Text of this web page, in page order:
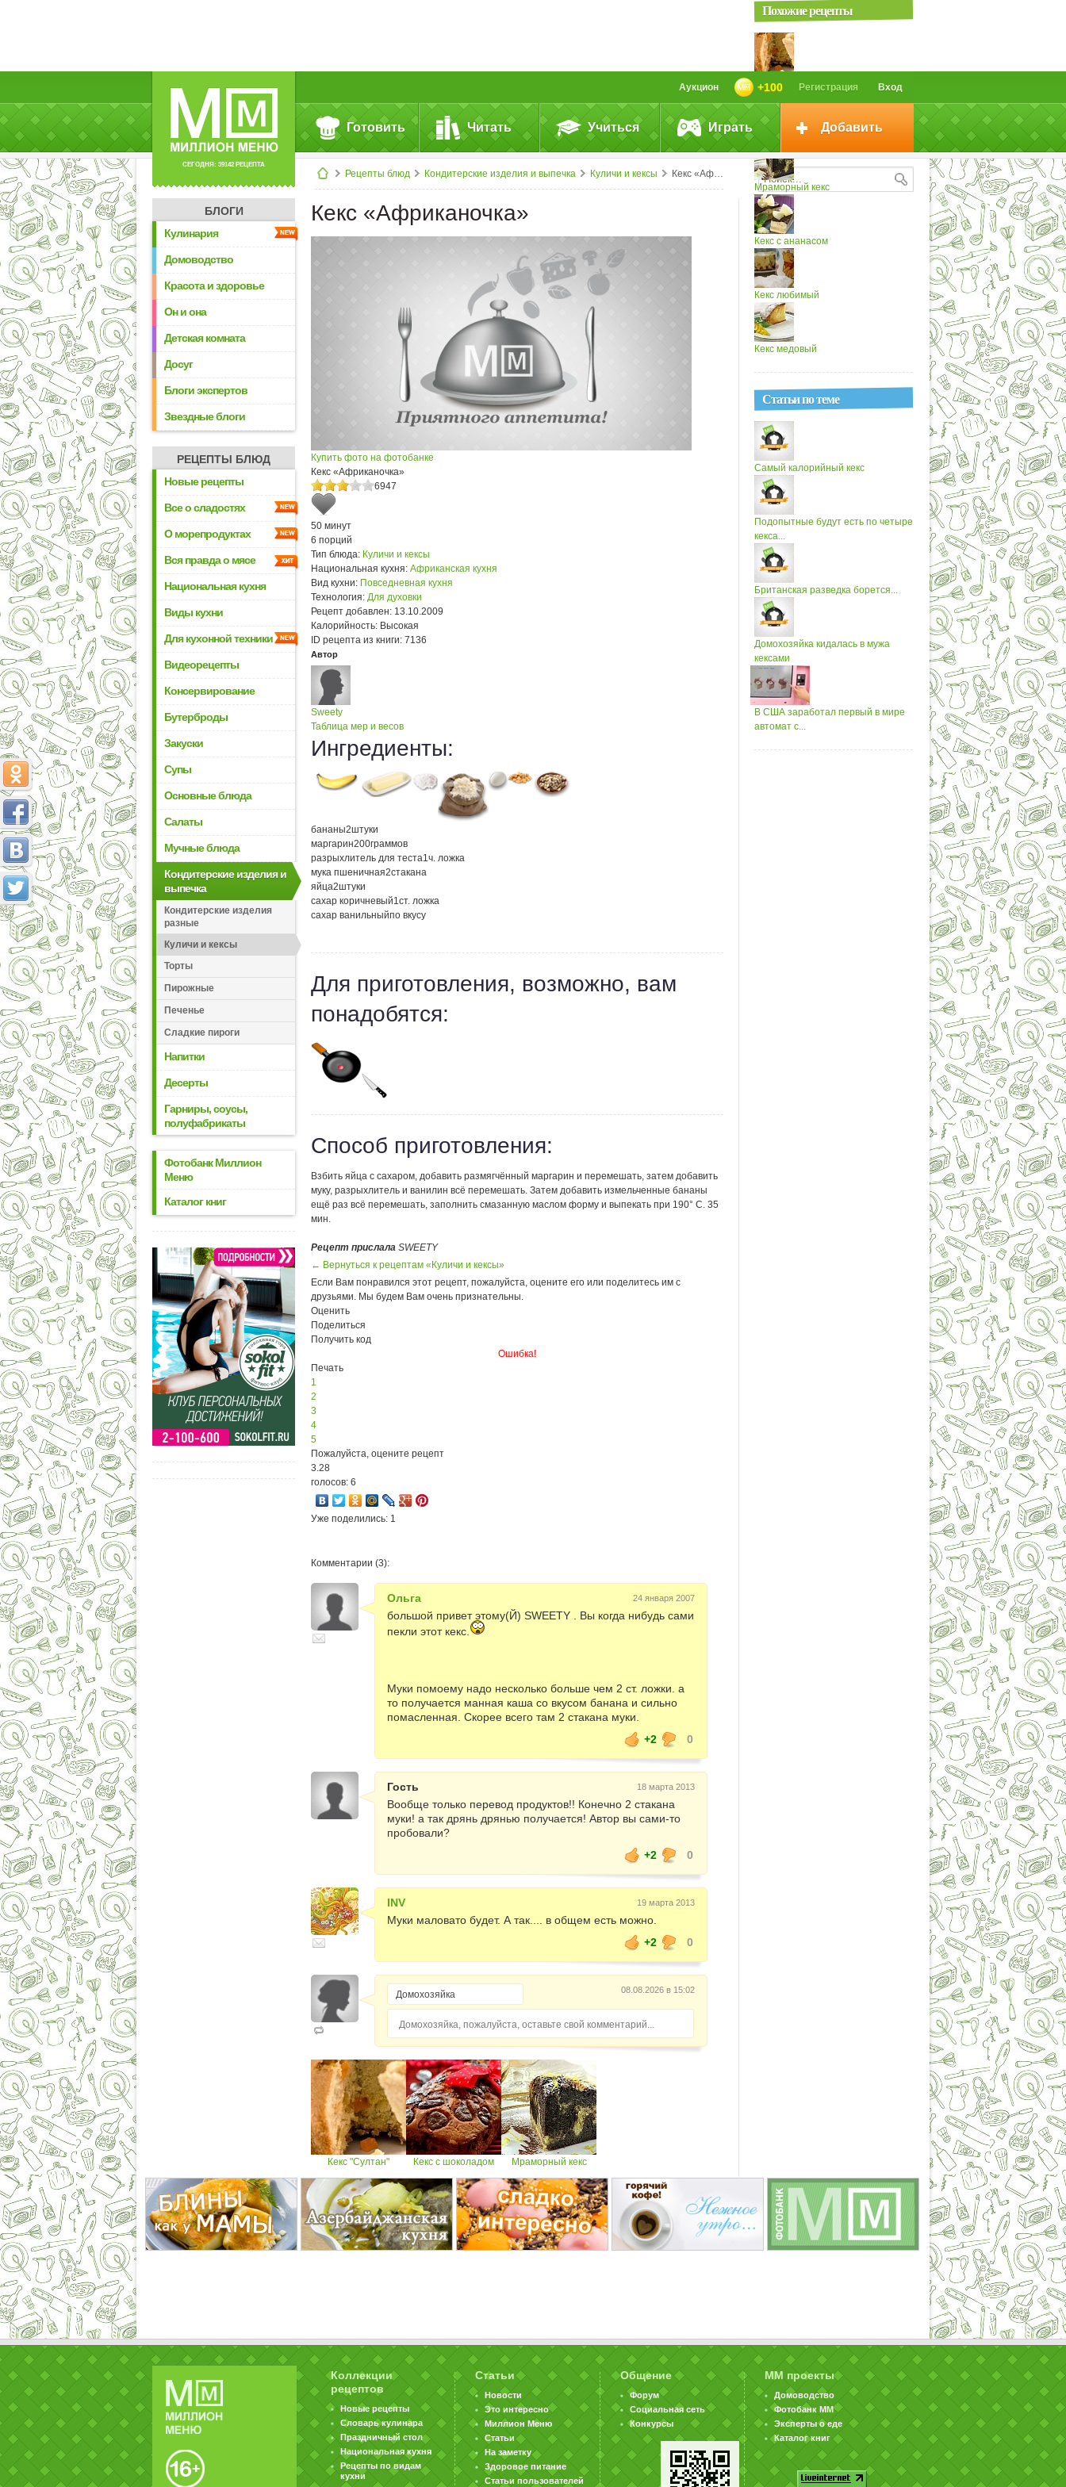
СЕГОДНЯ: 39142 РЕЦЕПТА
Вход
Регистрация
+100
Аукцион
Готовить Читать Учиться Играть Добавить
Рецепты блюд Кондитерские изделия и выпечка Куличи и кексы Кекс «Африканочка»
БЛОГИ
Кулинария
Домоводство
Красота и здоровье
Он и она
Детская комната
Досуг
Блоги экспертов
Звездные блоги
РЕЦЕПТЫ БЛЮД
Новые рецепты
Все о сладостях
О морепродуктах
Вся правда о мясе
Национальная кухня
Виды кухни
Для кухонной техники
Видеорецепты
Консервирование
Бутерброды
Закуски
Супы
Основные блюда
Салаты
Мучные блюда
Кондитерские изделия и
выпечка
Кондитерские изделия
разные
Куличи и кексы
Торты
Пирожные
Печенье
Сладкие пироги
Напитки
Десерты
Гарниры, соусы,
полуфабрикаты
Фотобанк Миллион
Меню
Каталог книг
Кекс «Африканочка»
Купить фото на фотобанке
Кекс «Африканочка»
6947
50 минут
6 порций
Тип блюда: Куличи и кексы
Национальная кухня: Африканская кухня
Вид кухни: Повседневная кухня
Технология: Для духовки
Рецепт добавлен: 13.10.2009
Калорийность: Высокая
ID рецепта из книги: 7136
Автор
Sweety
Таблица мер и весов
Ингредиенты:
бананы2штуки
маргарин200граммов
разрыхлитель для теста1ч. ложка
мука пшеничная2стакана
яйца2штуки
сахар коричневый1ст. ложка
сахар ванильныйпо вкусу
Для приготовления, возможно, вам
понадобятся:
Способ приготовления:
Взбить яйца с сахаром, добавить размягчённый маргарин и перемешать, затем добавить
муку, разрыхлитель и ванилин всё перемешать. Затем добавить измельченные бананы
ещё раз всё перемешать, заполнить смазанную маслом форму и выпекать при 190° С. 35
мин.
Рецепт прислала SWEETY
← Вернуться к рецептам «Куличи и кексы»
Если Вам понравился этот рецепт, пожалуйста, оцените его или поделитесь им с
друзьями. Мы будем Вам очень признательны.
Оценить
Поделиться
Получить код
Ошибка!
Печать
1
2
3
4
5
Пожалуйста, оцените рецепт
3.28
голосов: 6
Уже поделились: 1
Комментарии (3):
Ольга 24 января 2007
большой привет этому(Й) SWEETY . Вы когда нибудь сами
пекли этот кекс.
Муки помоему надо несколько больше чем 2 ст. ложки. а
то получается манная каша со вкусом банана и сильно
помасленная. Скорее всего там 2 стакана муки.
+2
0
Гость 18 марта 2013
Вообще только перевод продуктов!! Конечно 2 стакана
муки! а так дрянь дрянью получается! Автор вы сами-то
пробовали?
+2
0
INV 19 марта 2013
Муки маловато будет. А так.... в общем есть можно.
+2
0
08.08.2026 в 15:02
Домохозяйка, пожалуйста, оставьте свой комментарий...
Кекс "Султан" Кекс с шоколадом Мраморный кекс
Похожие рецепты
Кекс с шоколадом
Мраморный кекс
Кекс с ананасом
Кекс любимый
Кекс медовый
Статьи по теме
Самый калорийный кекс
Подопытные будут есть по четыре
кекса...
Британская разведка борется...
Домохозяйка кидалась в мужа
кексами
В США заработал первый в мире
автомат с...
Коллекции
рецептов
Новые рецепты
Словарь кулинара
Праздничный стол
Национальная кухня
Рецепты по видам
кухни
Статьи
Новости
Это интересно
Миллион Меню
Статьи
На заметку
Здоровое питание
Статьи пользователей
Общение
Форум
Социальная сеть
Конкурсы
ММ проекты
Домоводство
Фотобанк ММ
Эксперты о еде
Каталог книг